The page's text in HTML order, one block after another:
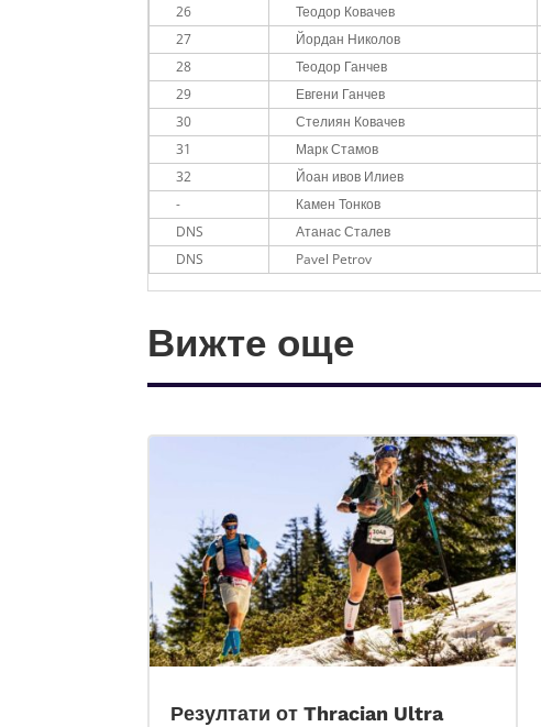
26
Теодор Ковачев
27
Йордан Николов
28
Теодор Ганчев
29
Евгени Ганчев
30
Стелиян Ковачев
31
Марк Стамов
32
Йоан ивов Илиев
-
Камен Тонков
DNS
Атанас Сталев
DNS
Pavel Petrov
Вижте още
Резултати от Thracian Ultra